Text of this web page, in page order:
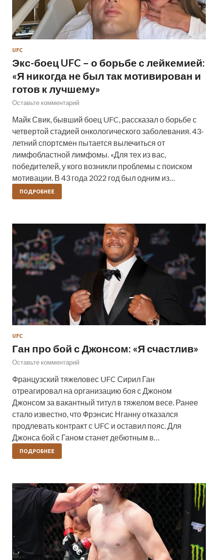
UFC
Экс-боец UFC – о борьбе с лейкемией:
«Я никогда не был так мотивирован и
готов к лучшему»
Оставьте комментарий
Майк Свик, бывший боец UFC, рассказал о борьбе с
четвертой стадией онкологического заболевания. 43-
летний спортсмен пытается вылечиться от
лимфобластной лимфомы. «Для тех из вас,
победителей, у кого возникли проблемы с поиском
мотивации. В 43 года 2022 год был одним из…
ПОДРОБНЕЕ
UFC
Ган про бой с Джонсом: «Я счастлив»
Оставьте комментарий
Французский тяжеловес UFC Сирил Ган
отреагировал на организацию боя с Джоном
Джонсом за вакантный титул в тяжелом весе. Ранее
стало известно, что Фрэнсис Нганну отказался
продлевать контракт с UFC и оставил пояс. Для
Джонса бой с Ганом станет дебютным в…
ПОДРОБНЕЕ